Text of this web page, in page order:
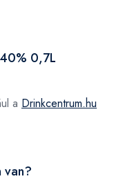
0,7L
a Drinkcentrum.hu
van?